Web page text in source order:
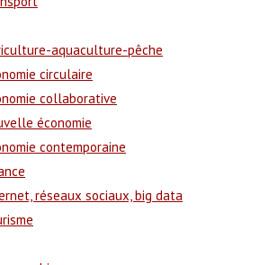
aquaculture-pêche
circulaire
collaborative
économie
contemporaine
réseaux sociaux, big data